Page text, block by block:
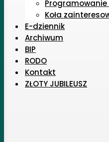
Programowanie
Koła
E-dziennik
Archiwum
BIP
RODO
Kontakt
ZŁOTY JUBILEUSZ